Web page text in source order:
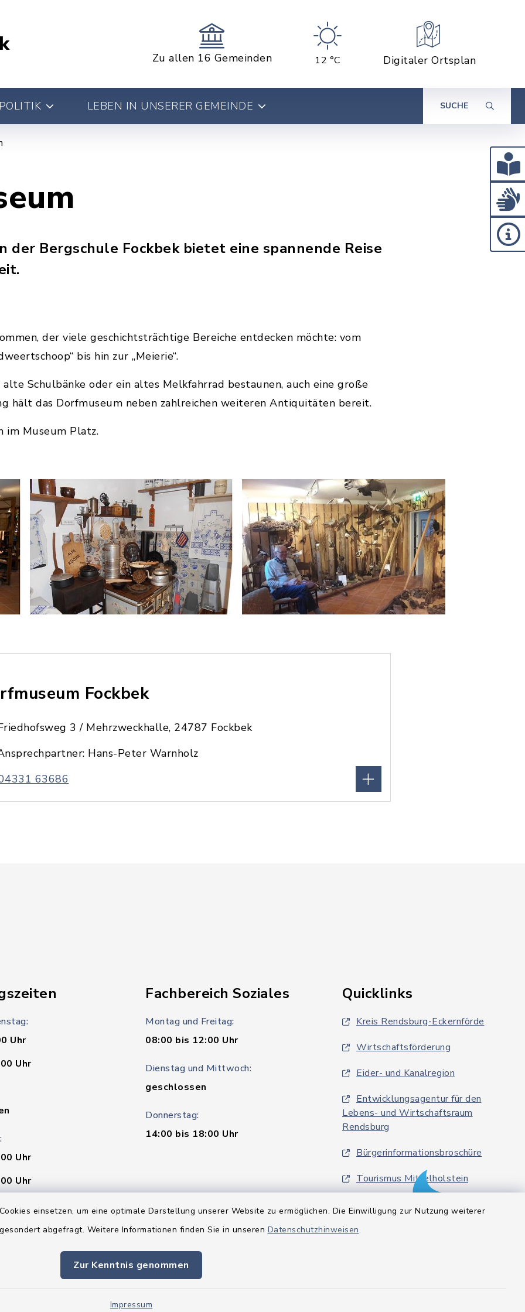
einsetzen, um eine optimale Darstellung unserer Website zu ermöglichen. Die Einwilligung zur Nutzung weiterer
abgefragt. Weitere Informationen finden Sie in unseren Datenschutzhinweisen.
Zur Kenntnis genommen
Impressum
Zu allen 16 Gemeinden 12 °C Digitaler Ortsplan
LEBEN IN UNSERER GEMEINDE SUCHE
der Bergschule Fockbek bietet eine spannende Reise
der viele geschichtsträchtige Bereiche entdecken möchte: vom
bis hin zur „Meierie“.
Schulbänke oder ein altes Melkfahrrad bestaunen, auch eine große
hält das Dorfmuseum neben zahlreichen weiteren Antiquitäten bereit.
im Museum Platz.
Fockbek
3 / Mehrzweckhalle, 24787 Fockbek
Hans-Peter Warnholz
63686
Uhr
Uhr
Uhr
Uhr
Uhr
- 24.07.2026 ist das
nur vormittags
Fachbereich Soziales
Montag und Freitag:
08:00 bis 12:00 Uhr
Dienstag und Mittwoch:
geschlossen
Donnerstag:
14:00 bis 18:00 Uhr
Quicklinks
Kreis Rendsburg-Eckernförde
Wirtschaftsförderung
Eider- und Kanalregion
Entwicklungsagentur für den
Lebens- und Wirtschaftsraum
Rendsburg
Bürgerinformationsbroschüre
Tourismus Mittelholstein